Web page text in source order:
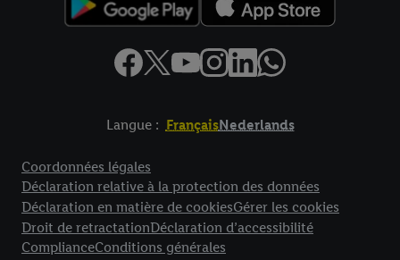
Langue : FrançaisNederlands
Coordonnées légales
Déclaration relative à la protection des données
Déclaration en matière de cookiesGérer les cookies
Droit de retractationDéclaration d’accessibilité
ComplianceConditions générales